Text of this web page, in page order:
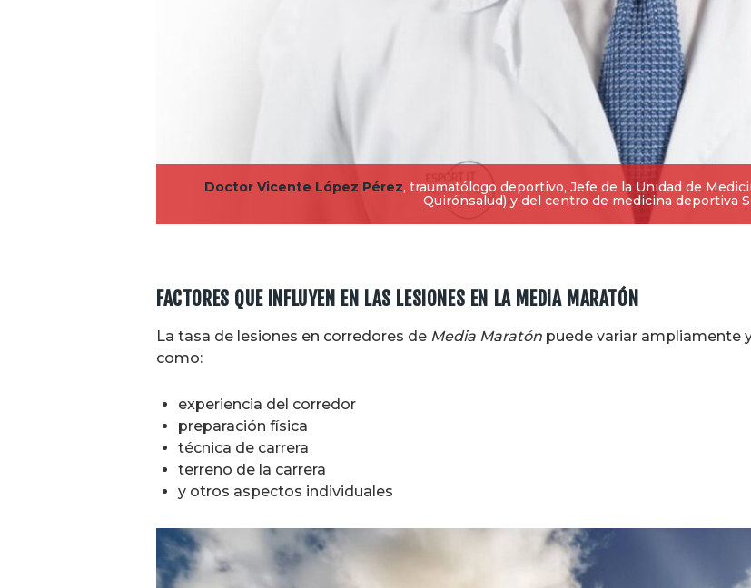
Doctor Vicente López Pérez, traumatólogo deportivo, Jefe de la Unidad de
Quirónsalud) y del centro de medicina deportiva
FACTORES QUE INFLUYEN EN LAS LESIONES EN LA MEDIA MARATÓN
La tasa de lesiones en corredores de Media Maratón puede variar ampliamente
como:
experiencia del corredor
preparación física
técnica de carrera
terreno de la carrera
y otros aspectos individuales